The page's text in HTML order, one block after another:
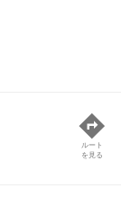
ルート
を見る